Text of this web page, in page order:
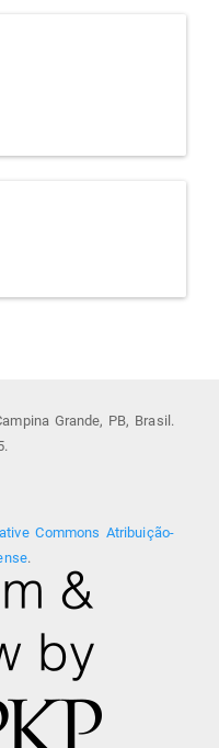
Grande, PB, Brasil.
Commons Atribuição-
.